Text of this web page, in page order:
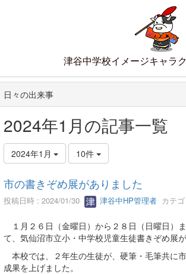
津谷中学校イメージキャラ
日々の出来事
2024年1月の記事一覧
2024年1月 10件
市の書きぞめ展がありました
投稿日時 : 2024/01/30 津谷中HP管理者カテゴ
１月２６日（金曜日）から２８日（日曜日）
て、気仙沼市立小・中学校児童生徒書きぞめ展が
本校では、２年生の生徒が、硬筆・毛筆共に
成果を上げました。